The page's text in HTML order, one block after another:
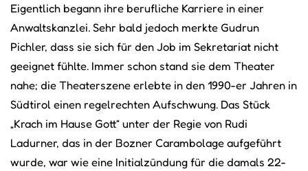
Eigentlich begann ihre berufliche Karriere in einer
Anwaltskanzlei. Sehr bald jedoch merkte Gudrun
Pichler, dass sie sich für den Job im Sekretariat nicht
geeignet fühlte. Immer schon stand sie dem Theater
nahe; die Theaterszene erlebte in den 1990-er Jahren in
Südtirol einen regelrechten Aufschwung. Das Stück
„Krach im Hause Gott“ unter der Regie von Rudi
Ladurner, das in der Bozner Carambolage aufgeführt
wurde, war wie eine Initialzündung für die damals 22-